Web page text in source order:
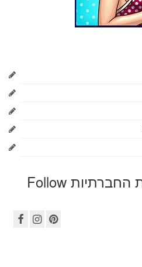
עקבו אחרי ברשתות החברתיות Follow